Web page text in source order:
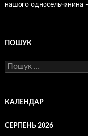
нашого односельчанина
ПОШУК
Пошук:
КАЛЕНДАР
СЕРПЕНЬ 2026